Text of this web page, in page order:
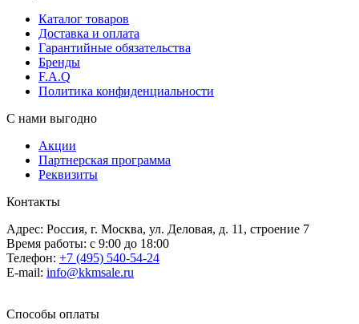
Каталог товаров
Доставка и оплата
Гарантийные обязательства
Бренды
F.A.Q
Политика конфиденциальности
С нами выгодно
Акции
Партнерская программа
Реквизиты
Контакты
Адрес: Россия, г. Москва, ул. Деловая, д. 11, строение 7
Время работы: с 9:00 до 18:00
Телефон: +7 (495) 540-54-24
E-mail: info@kkmsale.ru
Способы оплаты